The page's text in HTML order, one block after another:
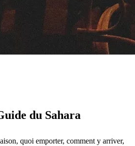
du Sahara
quoi emporter, comment y arriver,